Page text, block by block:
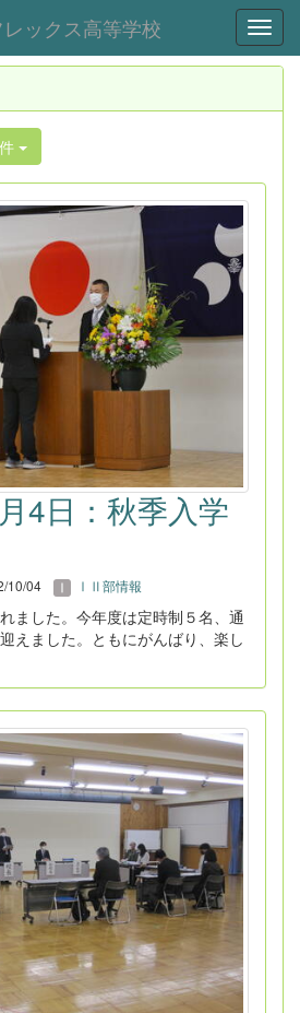
ックス高等学校
4日：秋季入学
10/04 ⅠⅡ部情報
ました。今年度は定時制５名、通
えました。ともにがんばり、楽し